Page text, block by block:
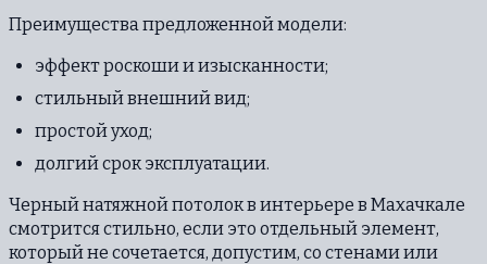
Преимущества предложенной модели:
эффект роскоши и изысканности;
стильный внешний вид;
простой уход;
долгий срок эксплуатации.
Черный натяжной потолок в интерьере в Махачкале
смотрится стильно, если это отдельный элемент,
который не сочетается, допустим, со стенами или